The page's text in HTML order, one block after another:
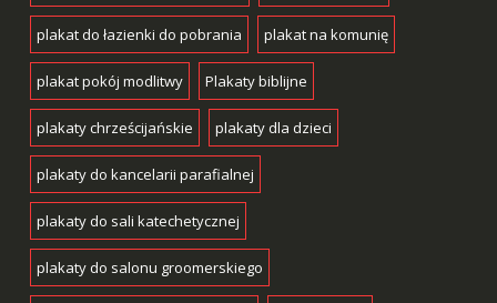
plakat do łazienki do pobrania plakat na komunię
plakat pokój modlitwy Plakaty biblijne
plakaty chrześcijańskie plakaty dla dzieci
plakaty do kancelarii parafialnej
plakaty do sali katechetycznej
plakaty do salonu groomerskiego